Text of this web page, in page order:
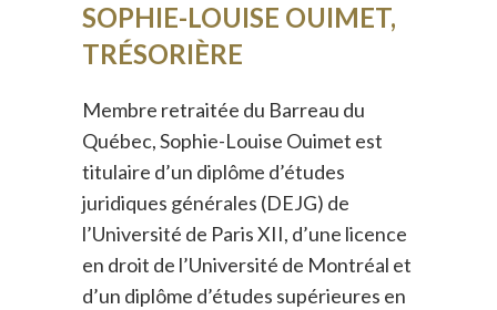
SOPHIE-LOUISE OUIMET,
TRÉSORIÈRE
Membre retraitée du Barreau du
Québec, Sophie-Louise Ouimet est
titulaire d’un diplôme d’études
juridiques générales (DEJG) de
l’Université de Paris XII, d’une licence
en droit de l’Université de Montréal et
d’un diplôme d’études supérieures en